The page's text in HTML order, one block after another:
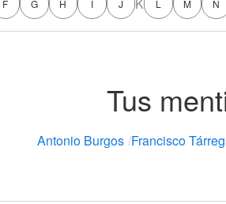
F G H I J L M N
Tus
Antonio Burgos /Francisco